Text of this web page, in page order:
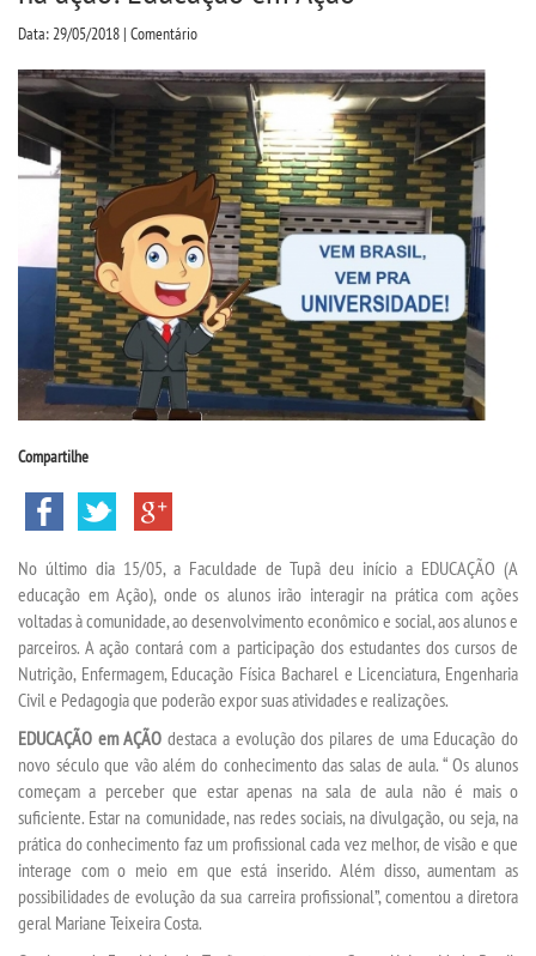
CPSA
PROUNI
CURSOS
BACHARELADOS
LICENCIATURAS
TECNOLÓGICOS
VESTIBULAR
SEGUNDA GRADUAÇÃO
MATRÍCULA
EDITAL
PUBLICAÇÕES
DESTAQUES
Data: 29/05/2018 | Comentário
Compartilhe
No último dia 15/05, a Faculdade de Tupã deu início a EDUCAÇÃO (A
educação em Ação), onde os alunos irão interagir na prática com ações
voltadas à comunidade, ao desenvolvimento econômico e social, aos alunos e
parceiros. A ação contará com a participação dos estudantes dos cursos de
Nutrição, Enfermagem, Educação Física Bacharel e Licenciatura, Engenharia
Civil e Pedagogia que poderão expor suas atividades e realizações.
EDUCAÇÃO em AÇÃO destaca a evolução dos pilares de uma Educação do
novo século que vão além do conhecimento das salas de aula. “ Os alunos
começam a perceber que estar apenas na sala de aula não é mais o
suficiente. Estar na comunidade, nas redes sociais, na divulgação, ou seja, na
prática do conhecimento faz um profissional cada vez melhor, de visão e que
interage com o meio em que está inserido. Além disso, aumentam as
possibilidades de evolução da sua carreira profissional”, comentou a diretora
geral Mariane Teixeira Costa.